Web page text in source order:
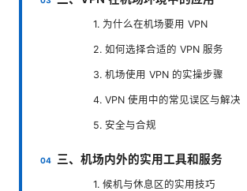
1. 为什么在机场要用 VPN
2. 如何选择合适的 VPN 服务
3. 机场使用 VPN 的实操步骤
4. VPN 使用中的常见误区与解决
5. 安全与合规
三、机场内外的实用工具和服务
1. 候机与休息区的实用技巧